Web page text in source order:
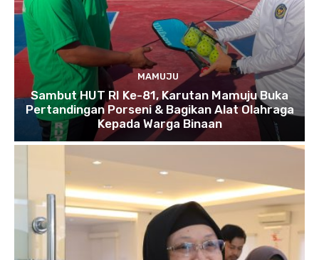
MAMUJU
Sambut HUT RI Ke-81, Karutan Mamuju Buka
Pertandingan Porseni & Bagikan Alat Olahraga
Kepada Warga Binaan